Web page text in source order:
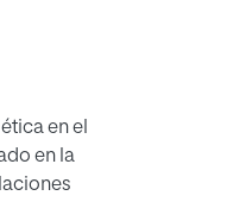
en el
en la